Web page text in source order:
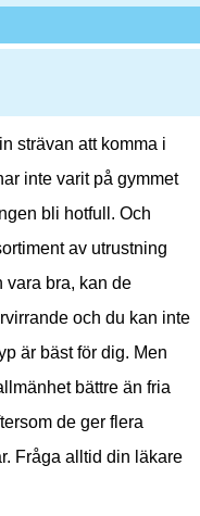
strävan att komma i
inte varit på gymmet
bli hotfull. Och
av utrustning
vara bra, kan de
och du kan inte
är bäst för dig. Men
bättre än fria
de ger flera
Fråga alltid din läkare